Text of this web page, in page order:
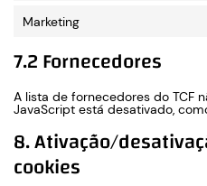
Marketing
7.2 Fornecedores
A lista de fornecedores do TCF
JavaScript está desativado,
8. Ativação/
cookies